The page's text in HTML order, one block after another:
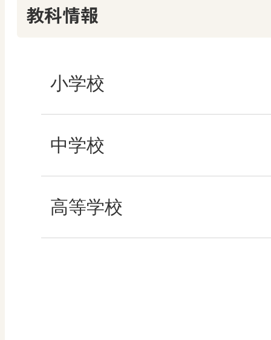
楽しい数学の授業を
ABCシリーズ
その他の教育資料
教科情報
小学校
社会
算数
中学校
社会 地理
高等学校